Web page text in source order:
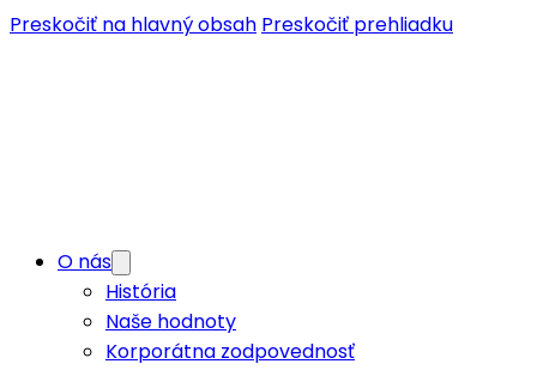
Preskočiť na hlavný obsah Preskočiť prehliadku
O nás
História
Naše hodnoty
Korporátna zodpovednosť